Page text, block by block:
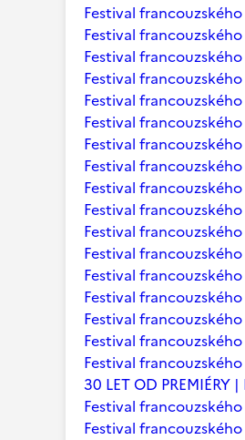
Festival
Festival
Festival
Festival
Festival
Festival
Festival
Festival
Festival
Festival
Festival
Festival
Festival
Festival
Festival
Festival
Festival
30 LET OD PREMIÉRY
Festival
Festival